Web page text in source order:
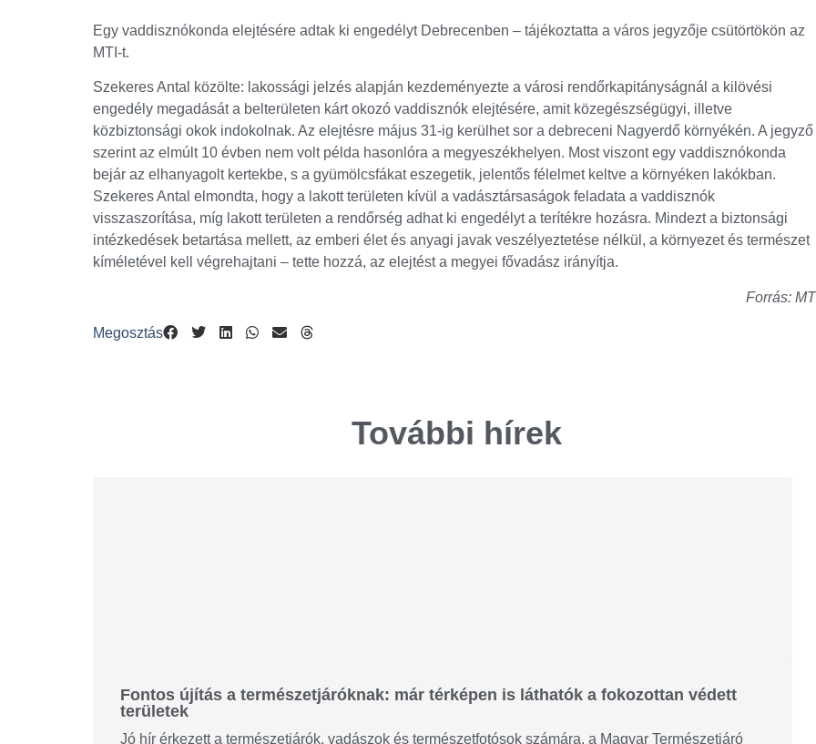
Egy vaddisznókonda elejtésére adtak ki engedélyt Debrecenben – tájékoztatta a város jegyzője csütörtökön az
MTI-t.
Szekeres Antal közölte: lakossági jelzés alapján kezdeményezte a városi rendőrkapitányságnál a kilövési
engedély megadását a belterületen kárt okozó vaddisznók elejtésére, amit közegészségügyi, illetve
közbiztonsági okok indokolnak. Az elejtésre május 31-ig kerülhet sor a debreceni Nagyerdő környékén. A jegyző
szerint az elmúlt 10 évben nem volt példa hasonlóra a megyeszékhelyen. Most viszont egy vaddisznókonda
bejár az elhanyagolt kertekbe, s a gyümölcsfákat eszegetik, jelentős félelmet keltve a környéken lakókban.
Szekeres Antal elmondta, hogy a lakott területen kívül a vadásztársaságok feladata a vaddisznók
visszaszorítása, míg lakott területen a rendőrség adhat ki engedélyt a terítékre hozásra. Mindezt a biztonsági
intézkedések betartása mellett, az emberi élet és anyagi javak veszélyeztetése nélkül, a környezet és természet
kíméletével kell végrehajtani – tette hozzá, az elejtést a megyei fővadász irányítja.
Forrás:
Megosztás
További hírek
Fontos újítás a természetjáróknak: már térképen is láthatók a fokozottan védett
területek
Jó hír érkezett a természetjárók, vadászok és természetfotósok számára, a Magyar Természetjáró